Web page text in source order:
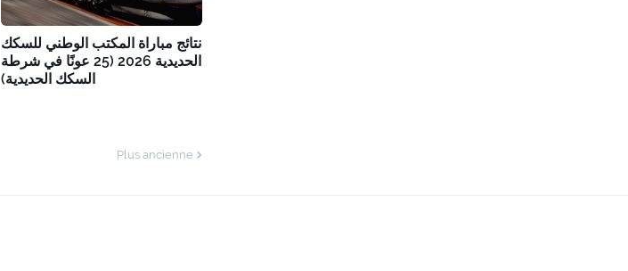
نتائج مباراة المكتب الوطني للسكك
الحديدية 2026 (25 عونًا في شرطة
السكك الحديدية)
Plus ancienne